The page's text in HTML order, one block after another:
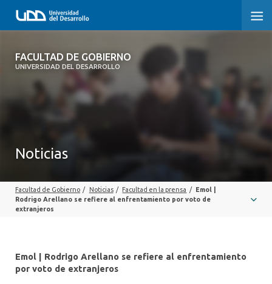
FACULTAD DE GOBIERNO
UNIVERSIDAD DEL DESARROLLO
FACULTAD DE GOBIERNO
EXTENSIÓN
Noticias
Facultad de Gobierno / Noticias / Facultad en la prensa /
Emol |
Rodrigo Arellano se refiere al enfrentamiento por voto de
extranjeros
Emol | Rodrigo Arellano se refiere al enfrentamiento
por voto de extranjeros